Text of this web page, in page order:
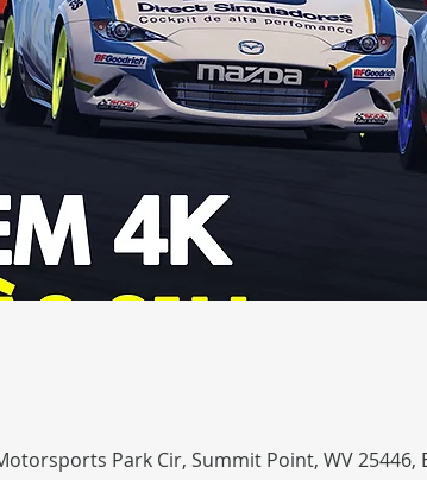
Park Cir, Summit Point, WV 25446,